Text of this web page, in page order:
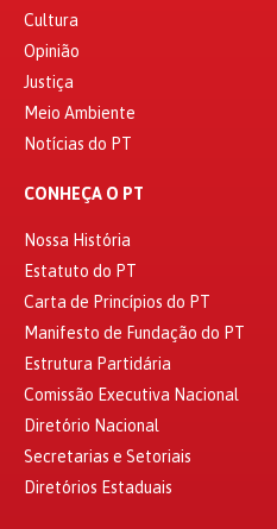
Cultura
Opinião
Justiça
Meio Ambiente
Notícias do PT
CONHEÇA O PT
Nossa História
Estatuto do PT
Carta de Princípios do PT
Manifesto de Fundação do PT
Estrutura Partidária
Comissão Executiva Nacional
Diretório Nacional
Secretarias e Setoriais
Diretórios Estaduais